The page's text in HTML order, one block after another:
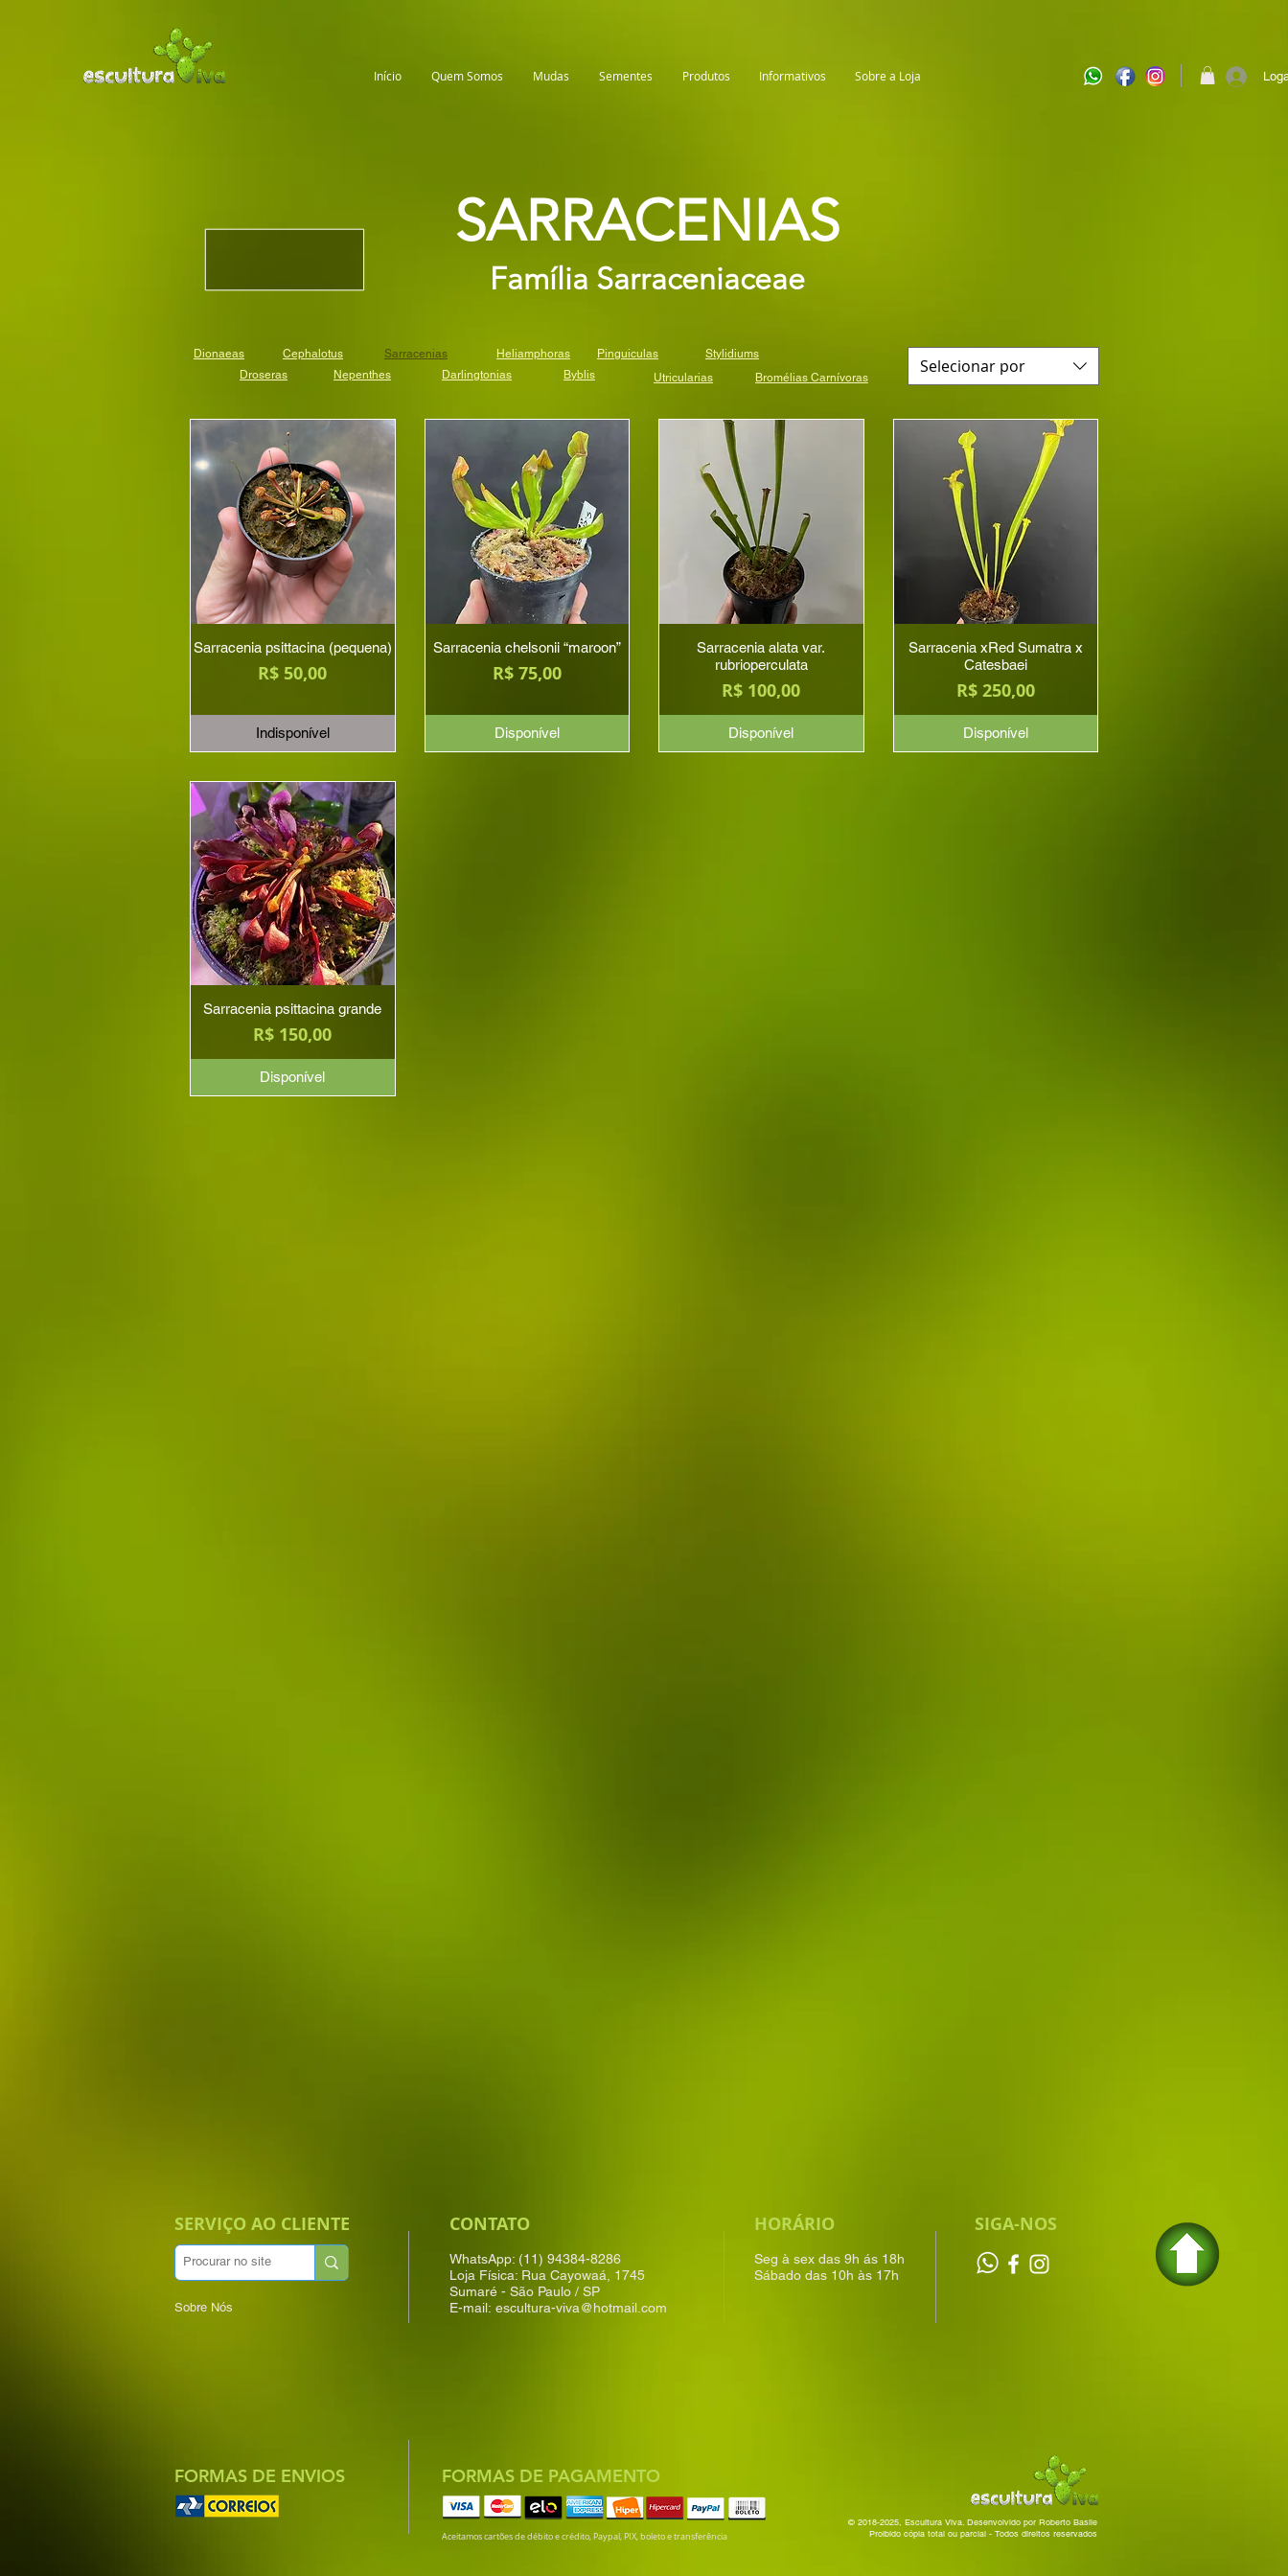
Início Quem Somos Mudas Sementes Produtos Informativos Sobre a Loja
SARRACENIAS
Família Sarraceniaceae
Selecionar por
Sarracenia psittacina (pequena)
Preço
R$ 50,00
Indisponível
Sarracenia chelsonii “maroon”
Preço
R$ 75,00
Disponível
Sarracenia alata var.
rubrioperculata
Preço
R$ 100,00
Disponível
Sarracenia xRed Sumatra x
Catesbaei
Preço
R$ 250,00
Disponível
Sarracenia psittacina grande
Preço
R$ 150,00
Disponível
Darlingtonias
Cephalotus
Heliamphoras
Droseras
Sarracenias
Dionaeas
Byblis
Utricularias
Nepenthes
Pinguiculas
Stylidiums
Bromélias Carnívoras
SERVIÇO AO CLIENTE
Sobre Nós
CONTATO
WhatsApp: (11) 94384-8286
Loja Física: Rua Cayowaá, 1745
Sumaré - São Paulo / SP
E-mail: escultura-viva@hotmail.com
HORÁRIO
Seg à sex das 9h ás 18h
Sábado das 10h às 17h
SIGA-NOS
FORMAS DE ENVIOS FORMAS DE PAGAMENTO
Aceitamos cartões de débito e crédito, Paypal, PIX, boleto e transferência
© 2018-2025, Escultura Viva. Desenvolvido por Roberto Basile
Proibido cópia total ou parcial - Todos direitos reservados